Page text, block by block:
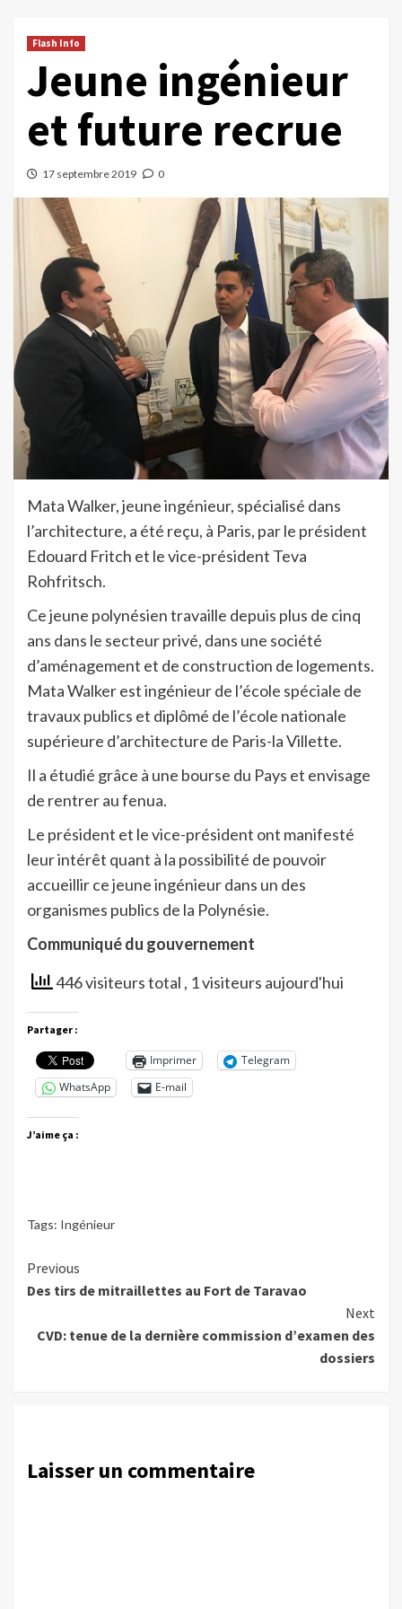
Flash Info
Jeune ingénieur
et future recrue
17 septembre 2019 0
Mata Walker, jeune ingénieur, spécialisé dans
l’architecture, a été reçu, à Paris, par le président
Edouard Fritch et le vice-président Teva
Rohfritsch.
Ce jeune polynésien travaille depuis plus de cinq
ans dans le secteur privé, dans une société
d’aménagement et de construction de logements.
Mata Walker est ingénieur de l’école spéciale de
travaux publics et diplômé de l’école nationale
supérieure d’architecture de Paris-la Villette.
Il a étudié grâce à une bourse du Pays et envisage
de rentrer au fenua.
Le président et le vice-président ont manifesté
leur intérêt quant à la possibilité de pouvoir
accueillir ce jeune ingénieur dans un des
organismes publics de la Polynésie.
Communiqué du gouvernement
446 visiteurs total , 1 visiteurs aujourd'hui
Partager :
Imprimer
Telegram
WhatsApp
E-mail
J’aime ça :
Tags: Ingénieur
Continue
Reading
Previous
Des tirs de mitraillettes au Fort de Taravao
Next
CVD: tenue de la dernière commission d’examen des
dossiers
Laisser un commentaire